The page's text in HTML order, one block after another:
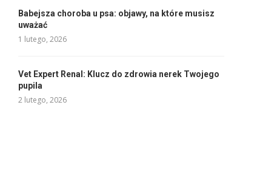
Babejsza choroba u psa: objawy, na które musisz
uważać
1 lutego, 2026
Vet Expert Renal: Klucz do zdrowia nerek Twojego
pupila
2 lutego, 2026